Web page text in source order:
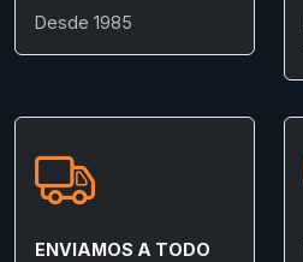
Desde 1985
ENVIAMOS A TODO